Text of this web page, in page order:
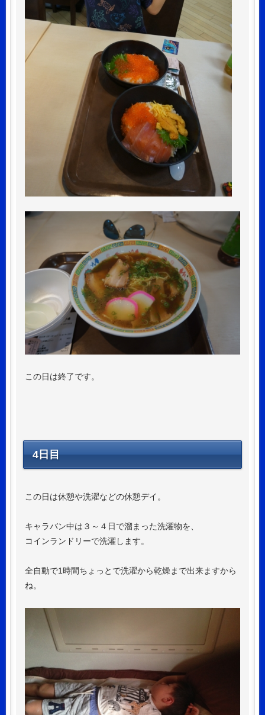
この日は終了です。
4日目
この日は休憩や洗濯などの休憩デイ。
キャラバン中は３～４日で溜まった洗濯物を、
コインランドリーで洗濯します。
全自動で1時間ちょっとで洗濯から乾燥まで出来ますから
ね。